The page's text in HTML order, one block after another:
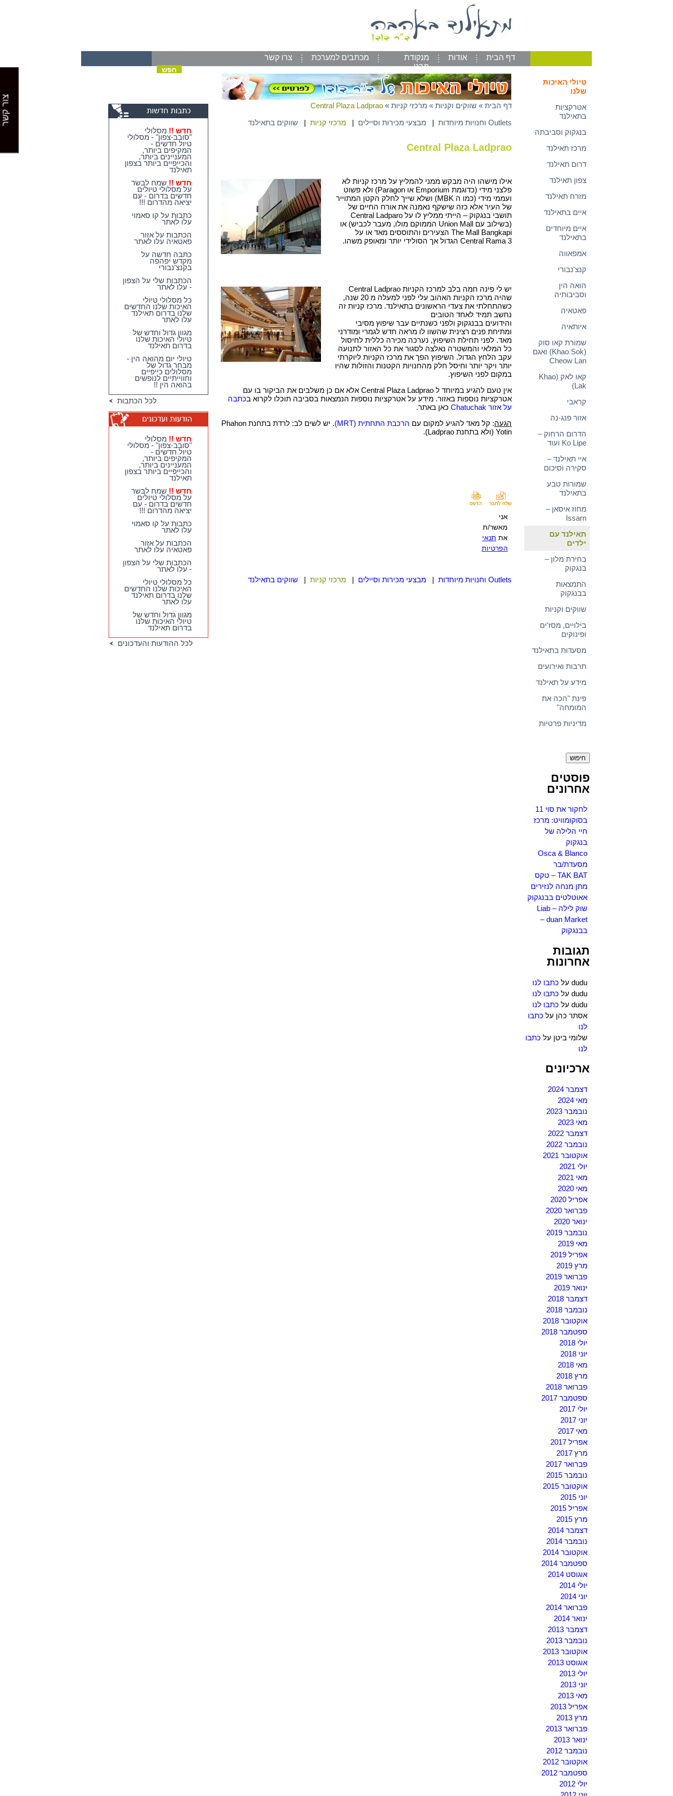
דף הבית אודות
מנקודת
מבט
מכתבים למערכת צרו קשר
טיולי האיכות
שלנו
אטרקציות
בתאילנד
בנגקוק וסביבתה
מרכז תאילנד
דרום תאילנד
צפון תאילנד
מזרח תאילנד
איים בתאילנד
איים מיוחדים
בתאילנד
אמפאווה
קנצ'נבורי
הואה הין
וסביבותיה
פאטאיה
איותאיה
שמורת קאו סוק
(Khao Sok) ואגם
Cheow Lan
קאו לאק (Khao
Lak)
קראבי
אזור פנג-נה
הדרום הרחוק –
Ko Lipe ועוד
איי תאילנד –
סקירה וסיכום
שמורות טבע
בתאילנד
מחוז איסאן –
Issarn
תאילנד עם
ילדים
בחירת מלון –
בנגקוק
התמצאות
בבנגקוק
שווקים וקניות
בילויים, מסז'ים
ופינוקים
מסעדות בתאילנד
תרבות ואירועים
מידע על תאילנד
פינת "הכה את
המומחה"
מדיניות פרטיות
פוסטים
אחרונים
לחקור את סוי 11
בסוקומוויט: מרכז
חיי הלילה של
בנגקוק
Osca & Blanco
מסעדת/בר
TAK BAT – טקס
מתן מנחה לנזירים
אאוטלטים בבנגקוק
שוק לילה – Liab
duan Market –
בבנגקוק
תגובות
אחרונות
dudu על כתבו לנו
dudu על כתבו לנו
dudu על כתבו לנו
אסתר כהן על כתבו
לנו
שלומי ביטן על כתבו
לנו
ארכיונים
דצמבר 2024
מאי 2024
נובמבר 2023
מאי 2023
דצמבר 2022
נובמבר 2022
אוקטובר 2021
יולי 2021
מאי 2021
מאי 2020
אפריל 2020
פברואר 2020
ינואר 2020
נובמבר 2019
מאי 2019
אפריל 2019
מרץ 2019
פברואר 2019
ינואר 2019
דצמבר 2018
נובמבר 2018
אוקטובר 2018
ספטמבר 2018
יולי 2018
יוני 2018
מאי 2018
מרץ 2018
פברואר 2018
ספטמבר 2017
יולי 2017
יוני 2017
מאי 2017
אפריל 2017
מרץ 2017
פברואר 2017
נובמבר 2015
אוקטובר 2015
יוני 2015
אפריל 2015
מרץ 2015
דצמבר 2014
נובמבר 2014
אוקטובר 2014
ספטמבר 2014
אוגוסט 2014
יולי 2014
יוני 2014
פברואר 2014
ינואר 2014
דצמבר 2013
נובמבר 2013
אוקטובר 2013
אוגוסט 2013
יולי 2013
יוני 2013
מאי 2013
אפריל 2013
מרץ 2013
פברואר 2013
ינואר 2013
נובמבר 2012
אוקטובר 2012
ספטמבר 2012
יולי 2012
דף הבית » שווקים וקניות » מרכזי קניות »
Central Plaza Ladprao
Outlets וחנויות מיוחדות
| מבצעי מכירות וסיילים | מרכזי קניות | שווקים בתאילנד
Central Plaza Ladprao
אילו מישהו היה מבקש ממני להמליץ על מרכז קניות לא
פלצני מידי (כדוגמת Emporium או Paragon) ולא פשוט
ועממי מידי (כמו ה MBK) ושלא שייך לחלק הקטן המתוייר
של העיר אלא כזה שישקף נאמנה את אורח החיים של
תושבי בנגקוק – הייתי ממליץ לו על Central Ladparo
(בשילוב עם Union Mall הממוקם מולו, מעבר לכביש) או
The Mall Bangkapi הצעירים והתוססים מאד או על
Central Rama 3 הגדול אך הסולידי יותר ומאופק משהו.
יש לי פינה חמה בלב למרכז הקניות Central Ladprao
שהיה מרכז הקניות האהוב עלי לפני למעלה מ 20 שנה,
כשהתחלתי את צעדי הראשונים בתאילנד. מרכז קניות זה
נחשב תמיד לאחד הטובים
והידועים בבנגקוק ולפני כשנתיים עבר שיפוץ מסיבי
ומתיחת פנים רצינית שהשוו לו מראה חדש לגמרי ומודרני
מאד. לפני תחילת השיפוץ, נערכה מכירה כללית לחיסול
כל המלאי והמשטרה נאלצה לסגור את כל האזור לתנועה
עקב הלחץ הגדול. השיפוץ הפך את מרכז הקניות ליוקרתי
יותר ויקר יותר וחיסל חלק מהחנויות הקטנות והזולות שהיו
במקום לפני השיפוץ.
אין טעם להגיע במיוחד ל Central Plaza Ladprao אלא אם כן משלבים את הביקור בו עם
אטרקציות נוספות באזור. מידע על אטרקציות נוספות הנמצאות בסביבה תוכלו לקרוא בכתבה
על אזור Chatuchak
כאן באתר.
הגעה: קל מאד להגיע למקום עם הרכבת התחתית (MRT)
. יש לשים לב: לרדת בתחנת Phahon
Yotin (ולא בתחנת Ladprao).
אני
מאשר/ת
את תנאי
הפרטיות
Outlets וחנויות מיוחדות | מבצעי מכירות וסיילים | מרכזי קניות | שווקים בתאילנד
חדש !! מסלולי
"סובב-צפון" - מסלולי
טיול חדשים -
המקיפים ביותר,
המעניינים ביותר,
והכייפיים ביותר בצפון
תאילנד
חדש !! שמח לבשר
על מסלולי טיולים
חדשים בדרום - עם
יציאה מהדרום !!!
כתבות על קו סאמוי
עלו לאתר
הכתבות על אזור
פאטאיה עלו לאתר
כתבה חדשה על
מקדש יפהפה
בקנצ'נבורי
הכתבות שלי על הצפון
- עלו לאתר
כל מסלולי טיולי
האיכות שלנו החדשים
שלנו בדרום תאילנד
עלו לאתר
מגוון גדול וחדש של
טיולי האיכות שלנו
בדרום תאילנד
טיולי יום מהואה הין -
מבחר גדול של
מסלולים כייפיים
וחווייתיים לנופשים
בהואה הין !!
לכל הכתבות
חדש !! מסלולי
"סובב-צפון" - מסלולי
טיול חדשים -
המקיפים ביותר,
המעניינים ביותר,
והכייפיים ביותר בצפון
תאילנד
חדש !! שמח לבשר
על מסלולי טיולים
חדשים בדרום - עם
יציאה מהדרום !!!
כתבות על קו סאמוי
עלו לאתר
הכתבות על אזור
פאטאיה עלו לאתר
הכתבות שלי על הצפון
- עלו לאתר
כל מסלולי טיולי
האיכות שלנו החדשים
שלנו בדרום תאילנד
עלו לאתר
מגוון גדול וחדש של
טיולי האיכות שלנו
בדרום תאילנד
לכל ההודעות והעדכונים
צור קשר